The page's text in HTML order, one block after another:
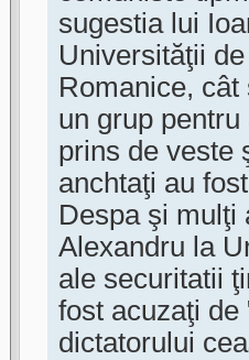
sugestia lui
Universităţii
Romanice,
un grup
prins de veste
anchtaţi au
Despa şi mulţi
Alexandru la
ale securitatii
fost acuzaţi de
dictatorului